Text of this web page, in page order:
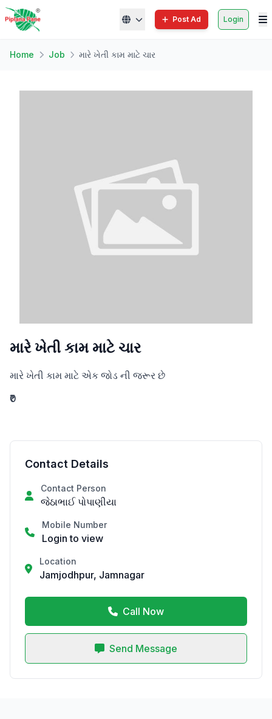
Post Ad Login
Home Job મારે ખેતી કામ માટે ચાર
મારે ખેતી કામ માટે ચાર
મારે ખેતી કામ માટે એક જોડ ની જરૂર છે
₹0
Contact Details
Contact Person
જેઠાભાઈ પોપાણીયા
Mobile Number
Login to view
Location
Jamjodhpur, Jamnagar
Call Now
Send Message